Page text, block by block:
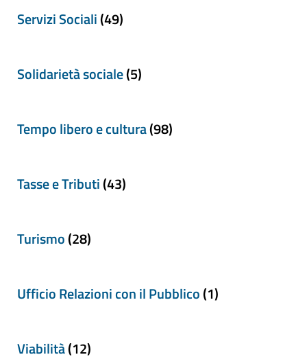
Servizi Sociali(49)
Solidarietà sociale(5)
Tempo libero e cultura(98)
Tasse e Tributi(43)
Turismo(28)
Ufficio Relazioni con il Pubblico(1)
Viabilità(12)